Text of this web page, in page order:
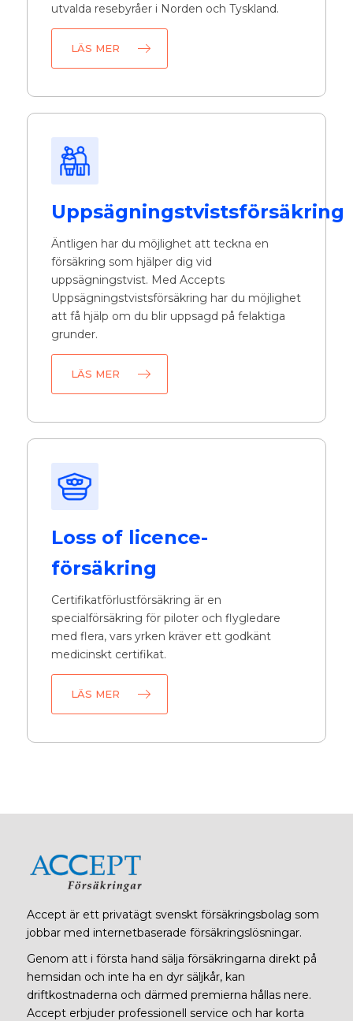
utvalda resebyråer i Norden och Tyskland.
LÄS MER
Uppsägningstvistsförsäkring
Äntligen har du möjlighet att teckna en
försäkring som hjälper dig vid
uppsägningstvist. Med Accepts
Uppsägningstvistsförsäkring har du möjlighet
att få hjälp om du blir uppsagd på felaktiga
grunder.
LÄS MER
Loss of licence-
försäkring
Certifikatförlustförsäkring är en
specialförsäkring för piloter och flygledare
med flera, vars yrken kräver ett godkänt
medicinskt certifikat.
LÄS MER
Accept är ett privatägt svenskt försäkringsbolag som
jobbar med internetbaserade försäkringslösningar.
Genom att i första hand sälja försäkringarna direkt på
hemsidan och inte ha en dyr säljkår, kan
driftkostnaderna och därmed premierna hållas nere.
Accept erbjuder professionell service och har korta